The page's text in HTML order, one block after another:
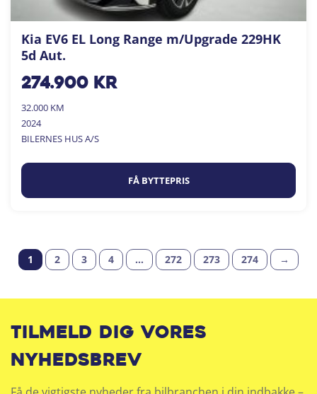
Kia EV6 EL Long Range m/Upgrade 229HK
5d Aut.
274.900kr
32.000 KM
2024
BILERNES HUS A/S
FÅ BYTTEPRIS
1 2 3 4 … 272 273 274 →
Tilmeld dig vores
nyhedsbrev